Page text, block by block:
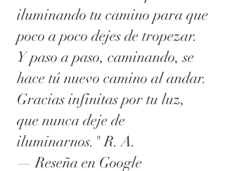
iluminando tu camino para que
poco a poco dejes de tropezar.
Y paso a paso, caminando, se
hace tú nuevo camino al andar.
Gracias infinitas por tu luz,
que nunca deje de
iluminarnos." R. A.
— Reseña en Google